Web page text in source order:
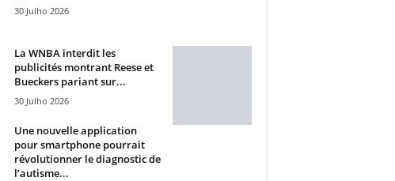
30 Julho 2026
La WNBA interdit les
publicités montrant Reese et
Bueckers pariant sur...
30 Julho 2026
Une nouvelle application
pour smartphone pourrait
révolutionner le diagnostic de
l’autisme...